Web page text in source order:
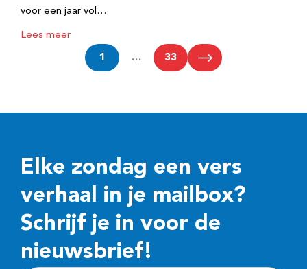
voor een jaar vol…
Lees meer
1 … 33
Elke zondag een vers
verhaal in je mailbox?
Schrijf je in voor de
nieuwsbrief!